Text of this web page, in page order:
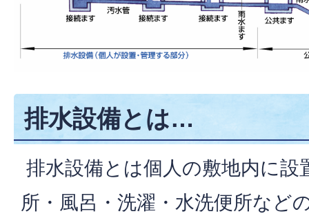
排水設備とは…
排水設備とは個人の敷地内に設
所・風呂・洗濯・水洗便所など